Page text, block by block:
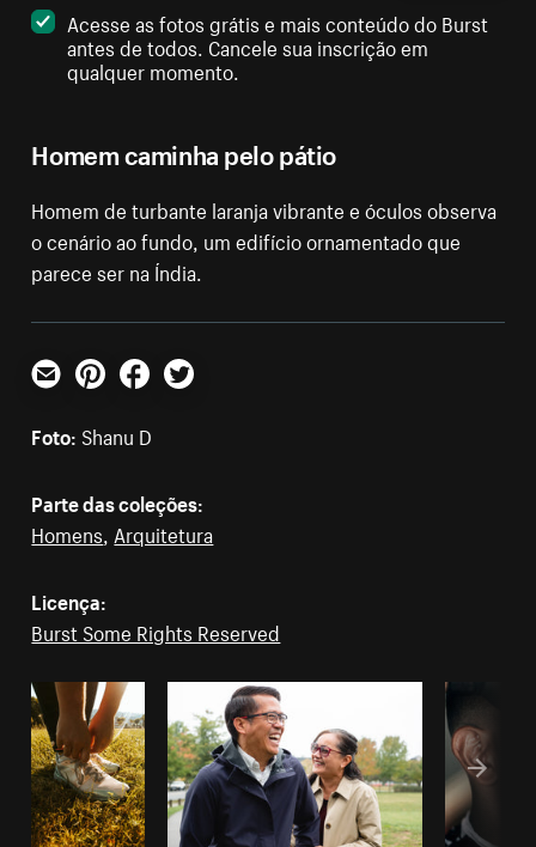
Homem caminha pelo pátio
Homem de turbante laranja vibrante e óculos observa
o cenário ao fundo, um edifício ornamentado que
parece ser na Índia.
Acesse as fotos grátis e mais conteúdo do Burst
antes de todos. Cancele sua inscrição em
qualquer momento.
E-mailPinterestFacebookTwitter
Foto: Shanu D
Parte das coleções:
Homens Arquitetura
Licença:
Burst Some Rights Reserved